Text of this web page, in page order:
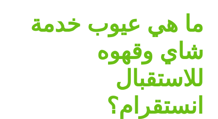
ما هي عيوب خدمة
شاي وقهوه
للاستقبال
انستقرام؟